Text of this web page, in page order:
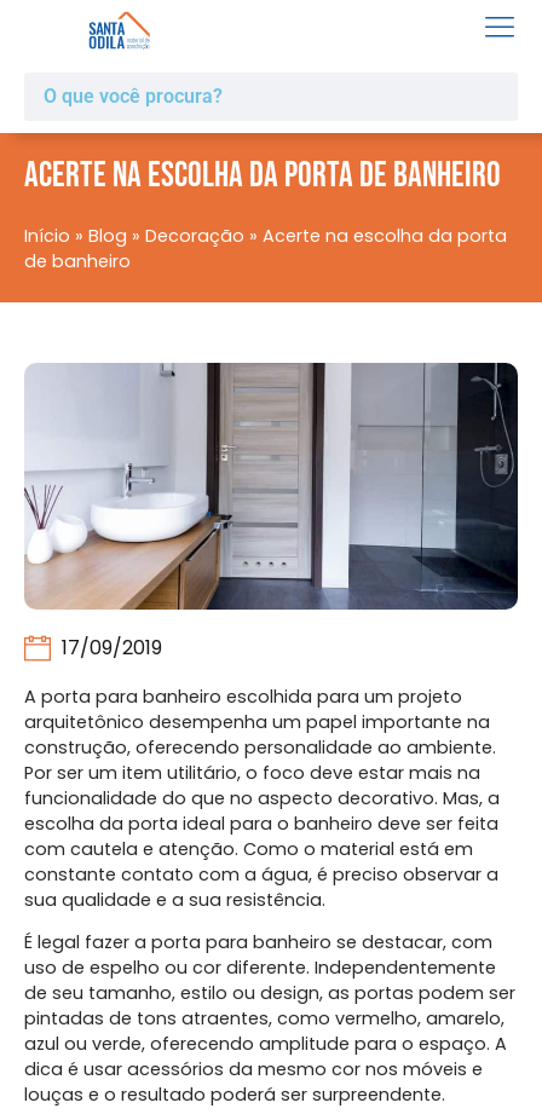
Acerte na escolha da porta de banheiro
Início » Blog » Decoração » Acerte na escolha da porta
de banheiro
17/09/2019
A porta para banheiro escolhida para um projeto
arquitetônico desempenha um papel importante na
construção, oferecendo personalidade ao ambiente.
Por ser um item utilitário, o foco deve estar mais na
funcionalidade do que no aspecto decorativo. Mas, a
escolha da porta ideal para o banheiro deve ser feita
com cautela e atenção. Como o material está em
constante contato com a água, é preciso observar a
sua qualidade e a sua resistência.
É legal fazer a porta para banheiro se destacar, com
uso de espelho ou cor diferente. Independentemente
de seu tamanho, estilo ou design, as portas podem ser
pintadas de tons atraentes, como vermelho, amarelo,
azul ou verde, oferecendo amplitude para o espaço. A
dica é usar acessórios da mesmo cor nos móveis e
louças e o resultado poderá ser surpreendente.